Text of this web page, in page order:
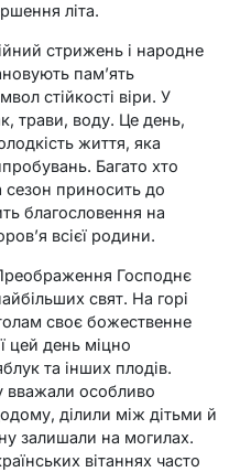
літа.
стрижень і народне
пам’ять
стійкості віри. У
трави, воду. Це день,
життя, яка
Багато хто
приносить до
благословення на
всієї родини.
Господнє
свят. На горі
своє божественне
цей день міцно
та інших плодів.
вважали особливо
ділили між дітьми й
залишали на могилах.
вітаннях часто